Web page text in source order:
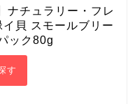
ナチュラリー・フレ
貝 スモールブリー
ック80g
す